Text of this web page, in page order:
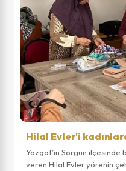
Hilal Evler'i
Yozgat’ın Sorgun ilçesinde
veren Hilal Evler yörenin